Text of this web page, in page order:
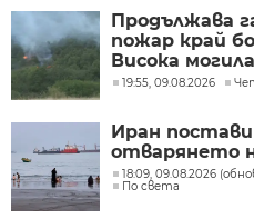
Продължава
пожар край
Висока могила
19:55, 09.08.2026
Иран постави
отварянето
18:09, 09.08.2026
По света